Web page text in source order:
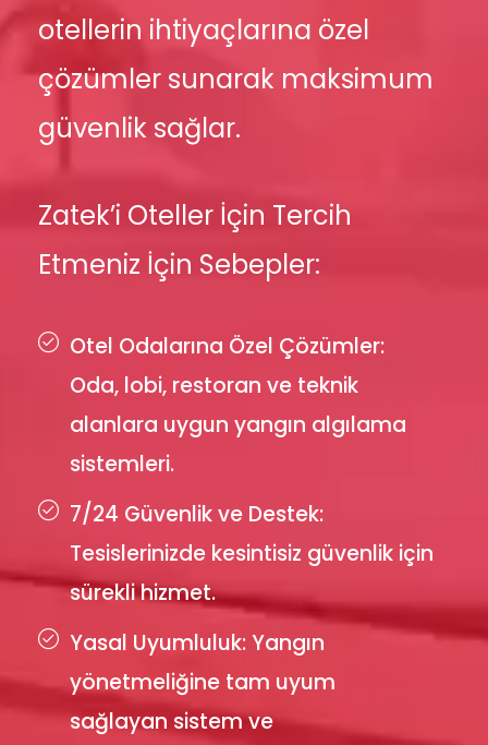
otellerin ihtiyaçlarına özel
çözümler sunarak maksimum
güvenlik sağlar.
Zatek’i Oteller İçin Tercih
Etmeniz İçin Sebepler:
Otel Odalarına Özel Çözümler:
Oda, lobi, restoran ve teknik
alanlara uygun yangın algılama
sistemleri.
7/24 Güvenlik ve Destek:
Tesislerinizde kesintisiz güvenlik için
sürekli hizmet.
Yasal Uyumluluk: Yangın
yönetmeliğine tam uyum
sağlayan sistem ve